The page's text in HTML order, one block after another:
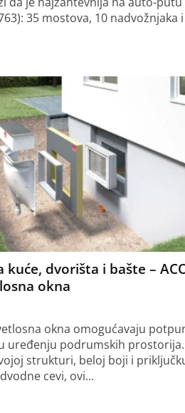
35 mostova, 10 nadvožnjaka i
kuće, dvorišta i bašte –
okna
okna omogućavaju
uređenju podrumskih prostorija.
strukturi, beloj boji i
cevi, ovi...